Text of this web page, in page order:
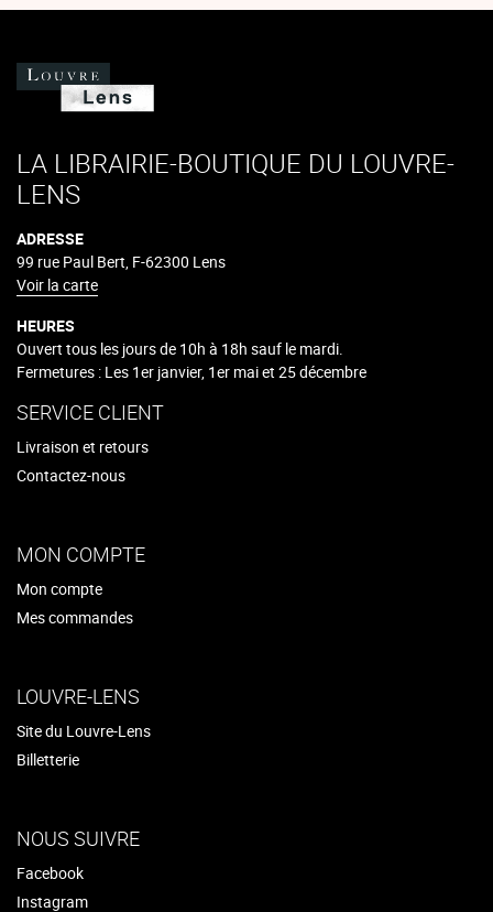
LA LIBRAIRIE-BOUTIQUE DU LOUVRE-
LENS
ADRESSE
99 rue Paul Bert, F-62300 Lens
Voir la carte
HEURES
Ouvert tous les jours de 10h à 18h sauf le mardi.
Fermetures : Les 1er janvier, 1er mai et 25 décembre
SERVICE CLIENT
Livraison et retours
Contactez-nous
MON COMPTE
Mon compte
Mes commandes
LOUVRE-LENS
Site du Louvre-Lens
Billetterie
NOUS SUIVRE
Facebook
Instagram